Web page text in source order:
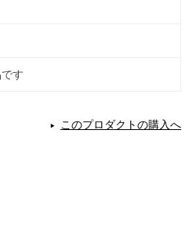
す
このプロダクトの購入へ